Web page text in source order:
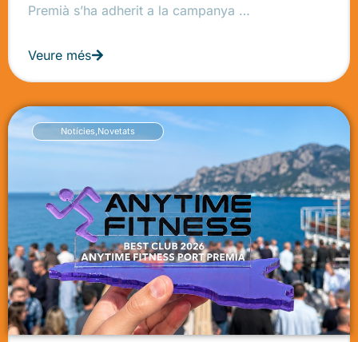
Premià s’ha adherit a la campanya …
Veure més
Notícies,Novetats